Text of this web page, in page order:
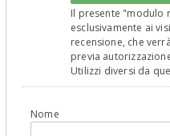
Il presente "modulo
esclusivamente ai
recensione, che
previa
Utilizzi diversi da
Nome